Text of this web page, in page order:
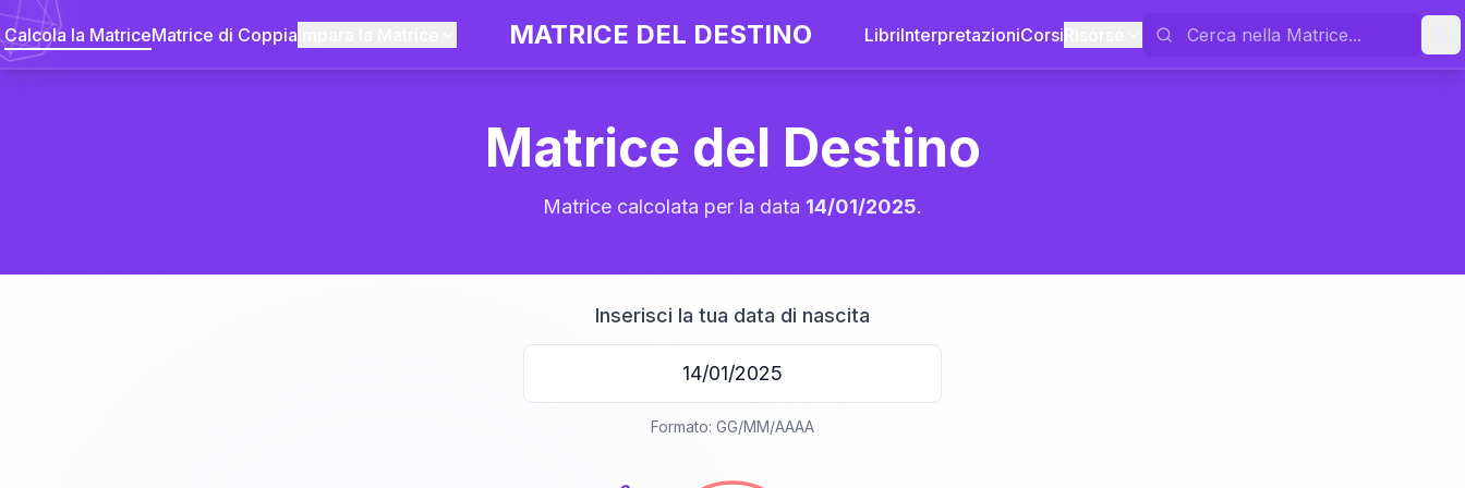
Calcola la MatriceMatrice di Coppia MATRICE DEL DESTINO LibriInterpretazioniCorsi
Matrice del Destino
Matrice calcolata per la data 14/01/2025.
Inserisci la tua data di nascita
Formato: GG/MM/AAAA
20